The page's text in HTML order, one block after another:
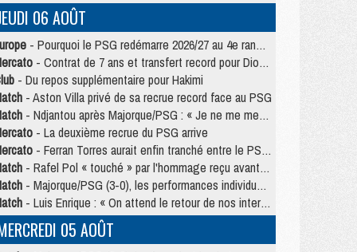
06 AOÛT
- Pourquoi le PSG redémarre 2026/27 au 4e rang du coefficient UEFA
- Contrat de 7 ans et transfert record pour Diomandé loin du PSG
- Du repos supplémentaire pour Hakimi
- Aston Villa privé de sa recrue record face au PSG
- Ndjantou après Majorque/PSG : « Je ne me mets pas de plafond »
- La deuxième recrue du PSG arrive
- Ferran Torres aurait enfin tranché entre le PSG et le Barça
- Rafel Pol « touché » par l'hommage reçu avant Majorque/PSG
- Majorque/PSG (3-0), les performances individuelles
- Luis Enrique : « On attend le retour de nos internationaux »
05 AOÛT